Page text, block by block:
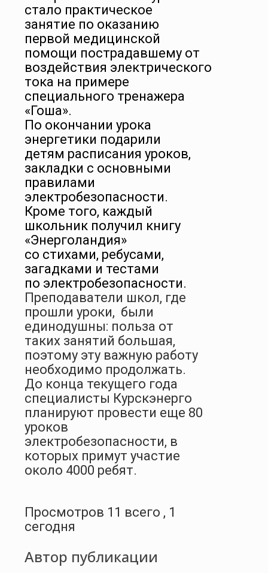
стало практическое
занятие по оказанию
первой медицинской
помощи пострадавшему от
воздействия электрического
тока на примере
специального тренажера
«Гоша».
По окончании урока
энергетики подарили
детям расписания уроков,
закладки с основными
правилами
электробезопасности.
Кроме того, каждый
школьник получил книгу
«Энерголандия»
со стихами, ребусами,
загадками и тестами
по электробезопасности.
Преподаватели школ, где
прошли уроки, были
единодушны: польза от
таких занятий большая,
поэтому эту важную работу
необходимо продолжать.
До конца текущего года
специалисты Курскэнерго
планируют провести еще 80
уроков
электробезопасности, в
которых примут участие
около 4000 ребят.
Просмотров 11 всего , 1
сегодня
Автор публикации